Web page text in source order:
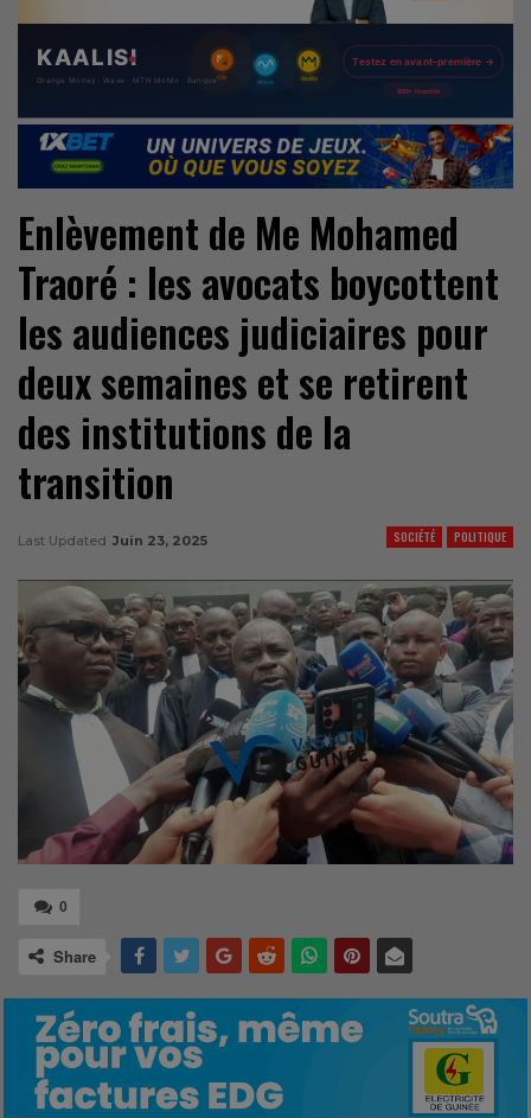
Enlèvement de Me Mohamed
Traoré : les avocats boycottent
les audiences judiciaires pour
deux semaines et se retirent
des institutions de la
transition
SOCIÉTÉ POLITIQUE
Last Updated Juin 23, 2025
0
Share